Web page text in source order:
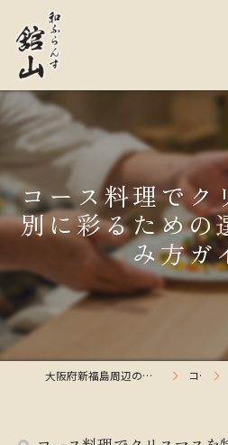
コース料理でク
別に彩るための
み方ガ
大阪府新福島周辺のレストランなら和ふらんす舘山 コラム